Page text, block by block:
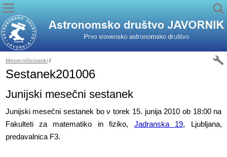
MesecniSestanki/
Sestanek201006
Junijski mesečni sestanek
Junijski mesečni sestanek bo v torek 15. junija 2010 ob 18:00 na
Fakulteti za matematiko in fiziko, Jadranska 19, Ljubljana,
predavalnica F3.